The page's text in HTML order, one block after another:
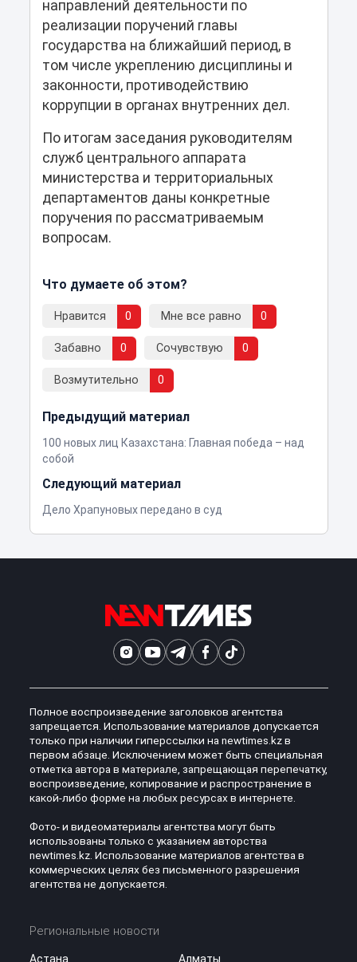
направлений деятельности по
реализации поручений главы
государства на ближайший период, в
том числе укреплению дисциплины и
законности, противодействию
коррупции в органах внутренних дел.
По итогам заседания руководителям
служб центрального аппарата
министерства и территориальных
департаментов даны конкретные
поручения по рассматриваемым
вопросам.
Что думаете об этом?
Нравится 0 Мне все равно 0
Забавно 0 Сочувствую 0
Возмутительно 0
Предыдущий материал
100 новых лиц Казахстана: Главная победа – над
собой
Следующий материал
Дело Храпуновых передано в суд
Полное воспроизведение заголовков агентства
запрещается. Использование материалов допускается
только при наличии гиперссылки на newtimes.kz в
первом абзаце. Исключением может быть специальная
отметка автора в материале, запрещающая перепечатку,
воспроизведение, копирование и распространение в
какой-либо форме на любых ресурсах в интернете.
Фото- и видеоматериалы агентства могут быть
использованы только с указанием авторства
newtimes.kz. Использование материалов агентства в
коммерческих целях без письменного разрешения
агентства не допускается.
Региональные новости
Астана
Алматы